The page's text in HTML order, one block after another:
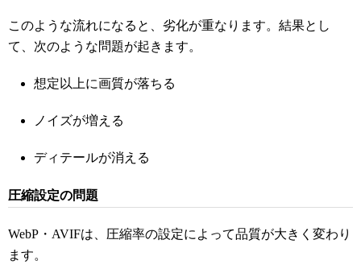
このような流れになると、劣化が重なります。結果とし
て、次のような問題が起きます。
想定以上に画質が落ちる
ノイズが増える
ディテールが消える
圧縮設定の問題
WebP・AVIFは、圧縮率の設定によって品質が大きく変わり
ます。